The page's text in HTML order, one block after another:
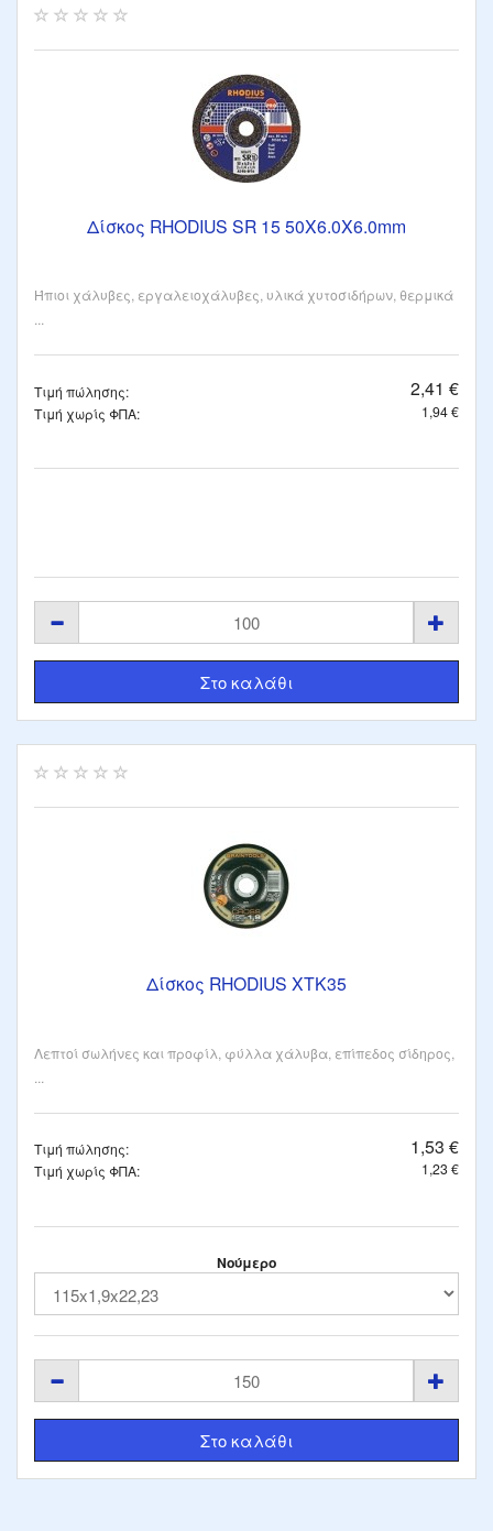
Δίσκος RHODIUS SR 15 50X6.0X6.0mm
Ήπιοι χάλυβες, εργαλειοχάλυβες, υλικά χυτοσιδήρων, θερμικά
...
Τιμή πώλησης: 2,41 €
Τιμή χωρίς ΦΠΑ: 1,94 €
Δίσκος RHODIUS XTK35
Λεπτοί σωλήνες και προφίλ, φύλλα χάλυβα, επίπεδος σίδηρος,
...
Τιμή πώλησης: 1,53 €
Τιμή χωρίς ΦΠΑ: 1,23 €
Νούμερο